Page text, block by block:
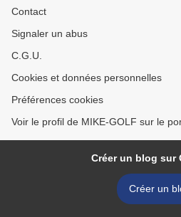
Contact
Signaler un abus
C.G.U.
Cookies et données personnelles
Préférences cookies
Voir le profil de MIKE-GOLF sur le
Créer un blog sur
Créer un